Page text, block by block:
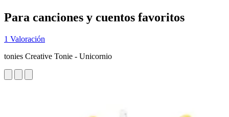
Para canciones y cuentos favoritos
1 Valoración
tonies Creative Tonie - Unicornio